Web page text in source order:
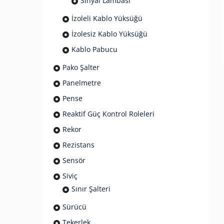
İzoleli Kablo Yüksüğü
İzolesiz Kablo Yüksüğü
Kablo Pabucu
Pako Şalter
Panelmetre
Pense
Reaktif Güç Kontrol Roleleri
Rekor
Rezistans
Sensör
Siviç
Sınır Şalteri
Sürücü